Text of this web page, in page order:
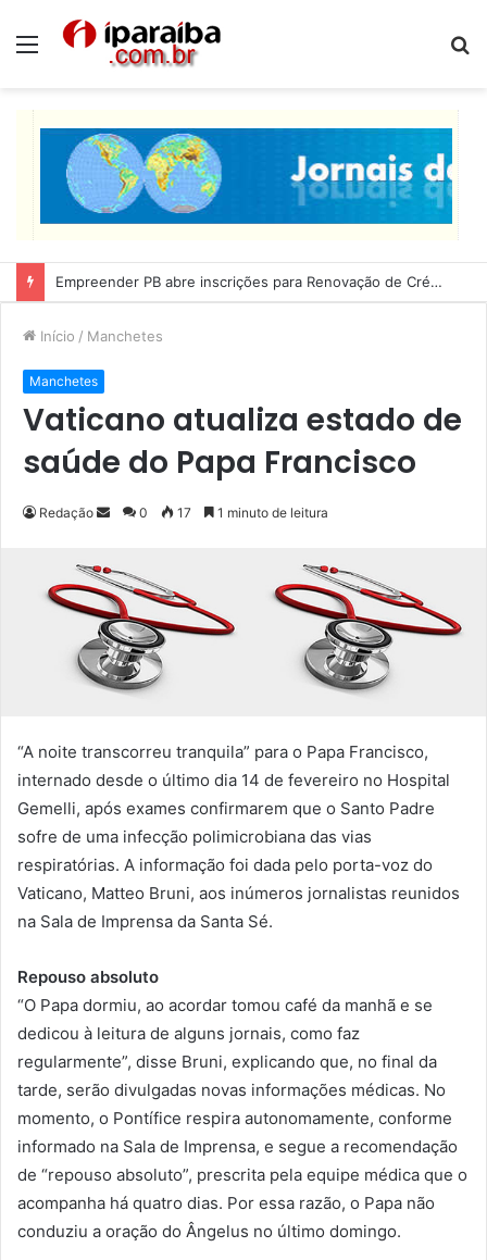
Menu
Lucas Ribeiro inspeciona obras da última etapa do Centro de Convenções
Início / Manchetes
Manchetes
Vaticano atualiza estado de
saúde do Papa Francisco
Redação
d
e
u
m
e
m
a
i
0 17 1 minuto de leitura
“A noite transcorreu tranquila” para o Papa Francisco,
internado desde o último dia 14 de fevereiro no Hospital
Gemelli, após exames confirmarem que o Santo Padre
sofre de uma infecção polimicrobiana das vias
respiratórias. A informação foi dada pelo porta-voz do
Vaticano, Matteo Bruni, aos inúmeros jornalistas reunidos
na Sala de Imprensa da Santa Sé.
Repouso absoluto
“O Papa dormiu, ao acordar tomou café da manhã e se
dedicou à leitura de alguns jornais, como faz
regularmente”, disse Bruni, explicando que, no final da
tarde, serão divulgadas novas informações médicas. No
momento, o Pontífice respira autonomamente, conforme
informado na Sala de Imprensa, e segue a recomendação
de “repouso absoluto”, prescrita pela equipe médica que o
acompanha há quatro dias. Por essa razão, o Papa não
conduziu a oração do Ângelus no último domingo.